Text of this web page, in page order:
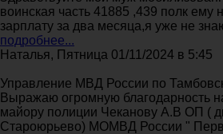
воинская часть 41885 ,439 полк ему
зарплату за два месяца,я уже не
подробнее...
Наталья, Пятница 01/11/2024 в 5:45
Управление МВД России по
Выражаю огромную благодарность
майору полиции Чеканову А.В ОП (
Староюрьево) МОМВД России "